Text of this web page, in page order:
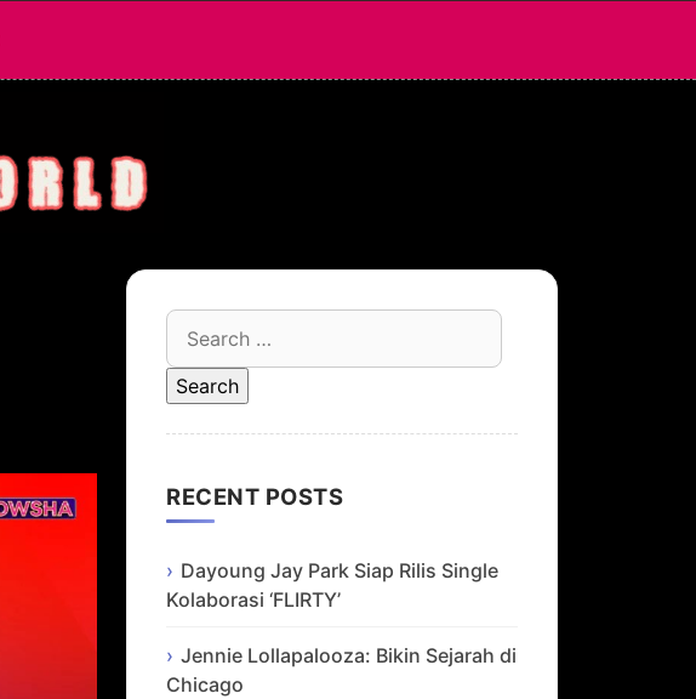
Search
for:
RECENT POSTS
Dayoung Jay Park Siap Rilis Single
Kolaborasi ‘FLIRTY’
Jennie Lollapalooza: Bikin Sejarah di
Chicago